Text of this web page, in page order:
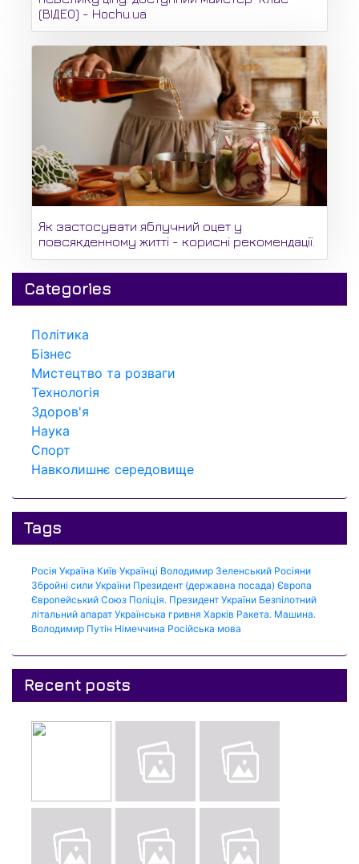
(ВІДЕО) - Hochu.ua
Як застосувати яблучний оцет у
повсякденному житті - корисні рекомендації.
Categories
Політика
Бізнес
Мистецтво та розваги
Технологія
Здоров'я
Наука
Спорт
Навколишнє середовище
Tags
Росія Україна Київ Українці Володимир Зеленський Росіяни
Збройні сили України Президент (державна посада) Європа
Європейський Союз Поліція. Президент України Безпілотний
літальний апарат Українська гривня Харків Ракета. Машина.
Володимир Путін Німеччина Російська мова
Recent posts